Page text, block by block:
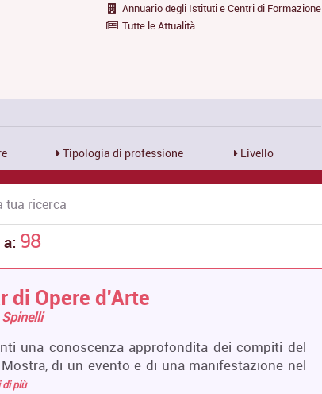
Annuario degli Istituti e Centri di Formazione
Tutte le Attualità
Tipologia di professione Livello
tua ricerca
98
di Opere d'Arte
una conoscenza approfondita dei compiti del
di un evento e di una manifestazione nel
di più